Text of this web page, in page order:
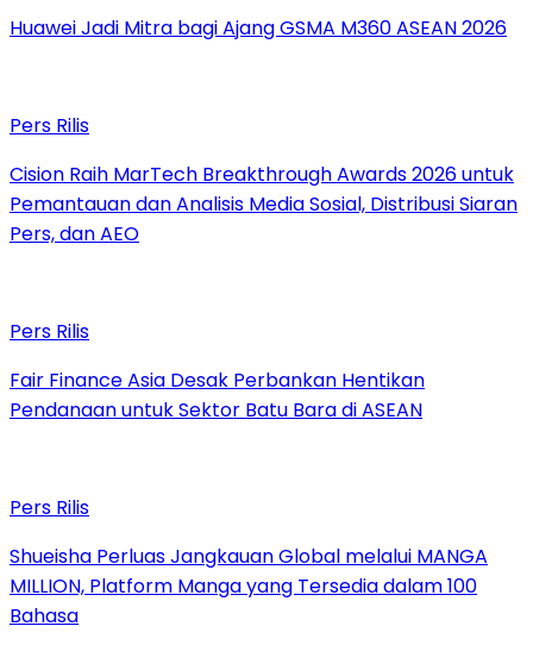
Huawei Jadi Mitra bagi Ajang GSMA M360 ASEAN 2026
Pers Rilis
Cision Raih MarTech Breakthrough Awards 2026 untuk
Pemantauan dan Analisis Media Sosial, Distribusi Siaran
Pers, dan AEO
Pers Rilis
Fair Finance Asia Desak Perbankan Hentikan
Pendanaan untuk Sektor Batu Bara di ASEAN
Pers Rilis
Shueisha Perluas Jangkauan Global melalui MANGA
MILLION, Platform Manga yang Tersedia dalam 100
Bahasa